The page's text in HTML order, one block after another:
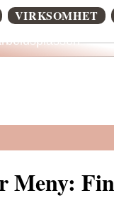
VIRKSOMHET
forbedrer du
Meny: